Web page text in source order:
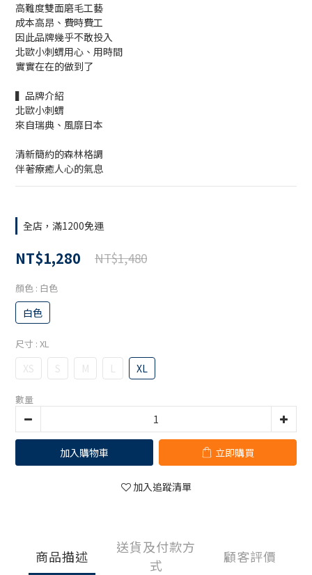
高難度雙面磨毛工藝
成本高昂、費時費工
因此品牌幾乎不敢投入
北歐小刺蝟用心、用時間
實實在在的做到了
▍品牌介紹
北歐小刺蝟
來自瑞典、風靡日本
清新簡約的森林格調
伴著療癒人心的氣息
全店，滿1200免運
NT$1,280 NT$1,480
顏色 : 白色
白色
尺寸 : XL
XS S M L XL
數量
加入購物車 立即購買
加入追蹤清單
商品描述
送貨及付款方
式
顧客評價